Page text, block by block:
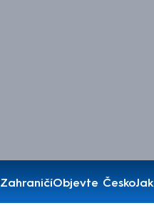
ZahraničíObjevte Česko